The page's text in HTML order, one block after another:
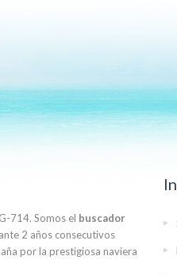
714. Somos el buscador
2 años consecutivos
por la prestigiosa naviera